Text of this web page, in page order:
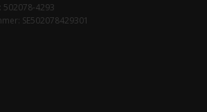
4293
SE502078429301